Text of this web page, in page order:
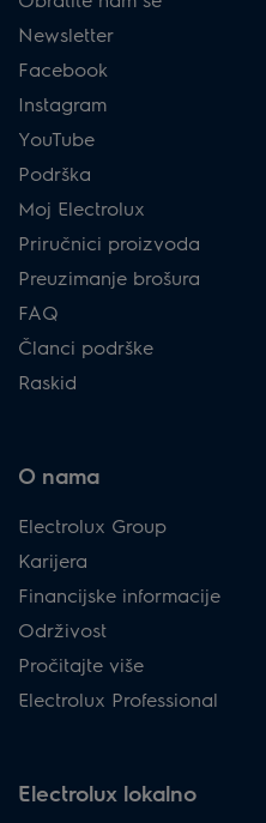
Newsletter
Facebook
Instagram
YouTube
Podrška
Moj Electrolux
Priručnici proizvoda
Preuzimanje brošura
FAQ
Članci podrške
Raskid
O nama
Electrolux Group
Karijera
Financijske informacije
Održivost
Pročitajte više
Electrolux Professional
Electrolux lokalno